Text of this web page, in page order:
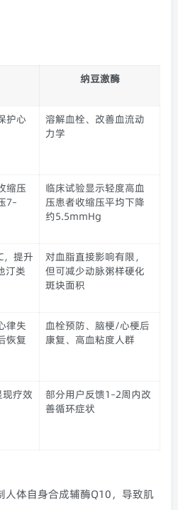
纳豆激酶
护心
溶解血栓、改善血流动
力学
缩压
7–
临床试验显示轻度高血
压患者收缩压平均下降
约5.5mmHg
，提升
汀类
对血脂直接影响有限，
但可减少动脉粥样硬化
斑块面积
律失
恢复
血栓预防、脑梗/心梗后
康复、高血粘度人群
疗效
部分用户反馈1–2周内改
善循环症状
人体自身合成辅酶Q10，导致肌